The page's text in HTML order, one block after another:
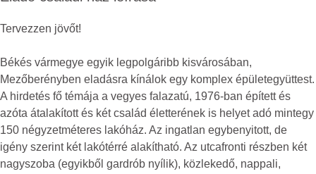
Tervezzen jövőt!
Békés vármegye egyik legpolgáribb kisvárosában,
Mezőberényben eladásra kínálok egy komplex épületegyüttest.
A hirdetés fő témája a vegyes falazatú, 1976-ban épített és
azóta átalakított és két család életterének is helyet adó mintegy
150 négyzetméteres lakóház. Az ingatlan egybenyitott, de
igény szerint két lakótérré alakítható. Az utcafronti részben két
nagyszoba (egyikből gardrób nyílik), közlekedő, nappali,